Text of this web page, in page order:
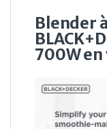
Blender
700W